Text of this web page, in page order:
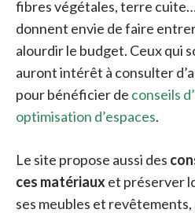
fibres végétales, terre
donnent envie de faire
alourdir le budget. Ceux qui
auront intérêt à consulter
pour bénéficier de conseils
optimisation d’espaces.
Le site propose aussi des
ces matériaux et préserver
ses meubles et revêtements,